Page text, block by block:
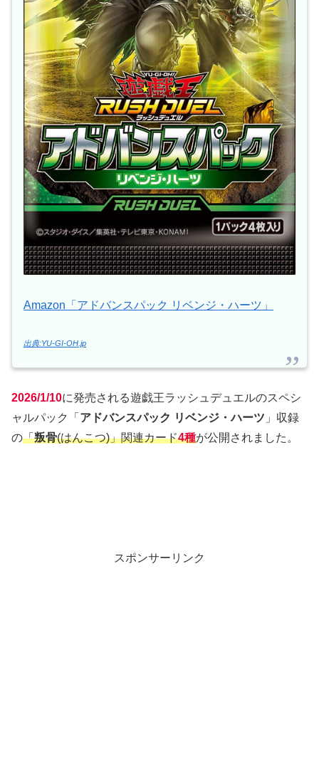
Amazon「アドバンスパック リベンジ・ハーツ」
出典:YU-GI-OH.jp
2026/1/10に発売される遊戯王ラッシュデュエルのスペシ
ャルパック「 アドバンスパック リベンジ・ハーツ 」収録
の「叛骨(はんこつ)」関連カード4種が公開されました。
スポンサーリンク